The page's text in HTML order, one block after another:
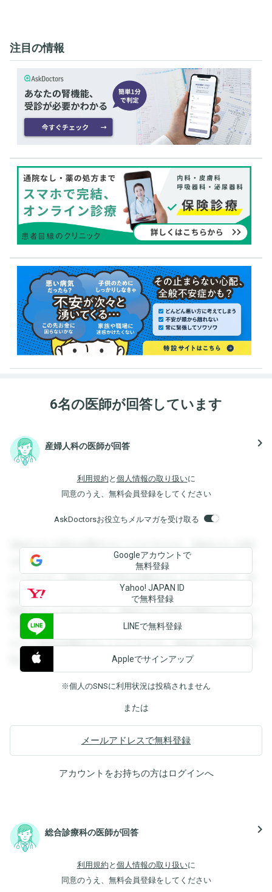
注目の情報
6名の医師が回答しています
産婦人科の医師が回答 navigate_next
利用規約 と 個人情報の取り扱いに
同意のうえ、無料会員登録をしてください
AskDoctorsお役立ちメルマガを受け取る
登録すると回答を閲覧することができます。登録すると回答
を閲覧することができます。登録すると回答を閲覧すること
ができます。登録すると回答を閲覧することができます。登
録すると回答を閲覧することができます。登録すると回答を
閲覧することができます。登録すると回答を閲覧することが
できます。登録すると回答を閲覧することができます。登録
すると回答を閲覧することができます。登録すると回答を閲
覧することができます。
Googleアカウントで
無料登録
Yahoo! JAPAN ID
で無料登録
LINEで無料登録
Appleでサインアップ
※個人のSNSに利用状況は投稿されません
または
メールアドレスで無料登録
アカウントをお持ちの方はログインへ
総合診療科の医師が回答 navigate_next
利用規約 と 個人情報の取り扱いに
同意のうえ、無料会員登録をしてください